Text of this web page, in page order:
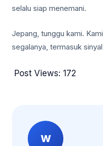
selalu siap menemani.
Jepang, tunggu kami.
segalanya, termasuk
Post Views: 172
W